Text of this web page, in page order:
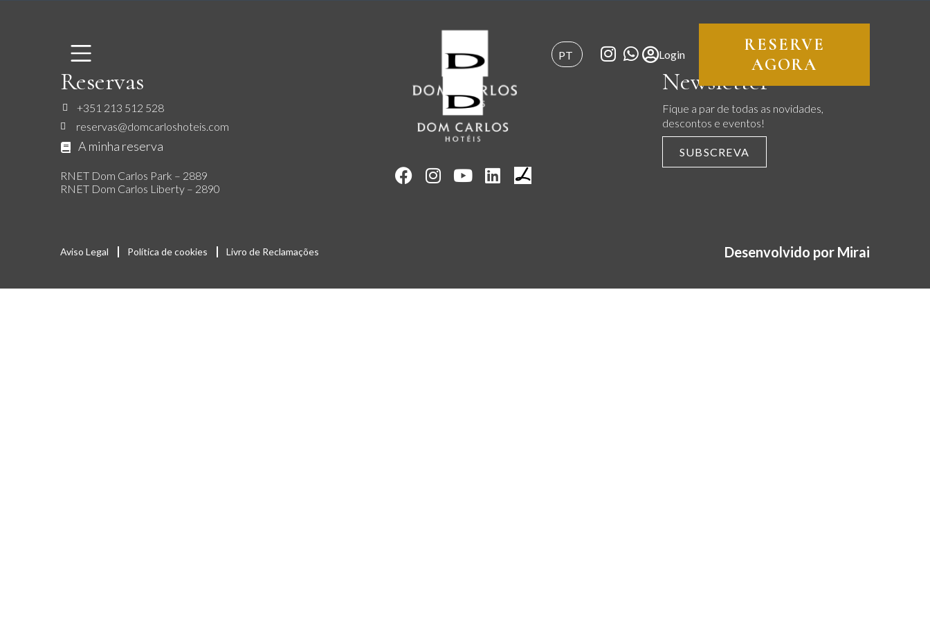
PT Login
RESERVE
AGORA
Reservas
+351 213 512 528
reservas@domcarloshoteis.com
A minha reserva
RNET Dom Carlos Park – 2889
RNET Dom Carlos Liberty – 2890
Newsletter
Fique a par de todas as novidades,
descontos e eventos!
SUBSCREVA
Aviso Legal Política de cookies Livro de Reclamações Desenvolvido por Mirai